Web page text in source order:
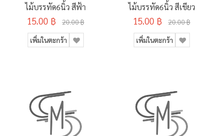
ไม้บรรทัด6นิ้ว สีฟ้า
15.00 ฿ 20.00 ฿
เพิ่มในตะกร้า
ไม้บรรทัด6นิ้ว สีเขียว
15.00 ฿ 20.00 ฿
เพิ่มในตะกร้า